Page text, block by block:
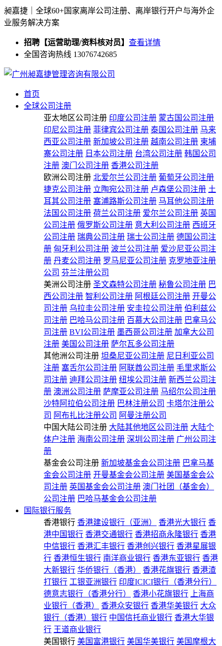
昶嘉捷｜全球60+国家离岸公司注册、离岸银行开户与海外企
业服务解决方案
招聘【运营助理/资料核对员】 查看详情
全国咨询热线 13076742685
首页
全球公司注册
亚太地区公司注册 印度公司注册 蒙古国公司注册
印尼公司注册 菲律宾公司注册 泰国公司注册 马来
西亚公司注册 新加坡公司注册 越南公司注册 柬埔
寨公司注册 日本公司注册 台湾公司注册 韩国公司
注册 澳门公司注册 香港公司注册
欧洲公司注册 北爱尔兰公司注册 葡萄牙公司注册
捷克公司注册 立陶宛公司注册 卢森堡公司注册 土
耳其公司注册 塞浦路斯公司注册 马耳他公司注册
法国公司注册 荷兰公司注册 爱尔兰公司注册 英国
公司注册 俄罗斯公司注册 意大利公司注册 西班牙
公司注册 瑞典公司注册 瑞士公司注册 德国公司注
册 匈牙利公司注册 波兰公司注册 爱沙尼亚公司注
册 丹麦公司注册 罗马尼亚公司注册 克罗地亚注册
公司 芬兰注册公司
美洲公司注册 圣文森特公司注册 秘鲁公司注册 巴
西公司注册 智利公司注册 阿根廷公司注册 开曼公
司注册 乌拉圭公司注册 安圭拉公司注册 伯利兹公
司注册 巴哈马公司注册 百慕大公司注册 巴拿马公
司注册 BVI公司注册 墨西哥公司注册 加拿大公司
注册 美国公司注册 萨尔瓦多公司注册
其他洲公司注册 坦桑尼亚公司注册 尼日利亚公司
注册 塞舌尔公司注册 阿联酋公司注册 毛里求斯公
司注册 迪拜公司注册 纽埃公司注册 新西兰公司注
册 澳洲公司注册 萨摩亚公司注册 马绍尔公司注册
沙特阿拉伯公司注册 巴林注册公司 卡塔尔注册公
司 阿布扎比注册公司 阿曼注册公司
中国大陆公司注册 大陆其他地区公司注册 大陆个
体户注册 海南公司注册 深圳公司注册 广州公司注
册
基金会公司注册 新加坡基金会公司注册 巴拿马基
金会公司注册 开曼基金会公司注册 美国基金会公
司注册 英国基金会公司注册 澳门社团（基金会）
公司注册 巴哈马基金会公司注册
国际银行服务
香港银行 香港建设银行（亚洲） 香港光大银行 香
港中国银行 香港交通银行 香港招商永隆银行 香港
中信银行 香港汇丰银行 香港创兴银行 香港星展银
行 香港恒生银行 南洋商业银行 香港东亚银行 香港
大新银行 华侨银行（香港） 香港花旗银行 香港渣
打银行 工银亚洲银行 印度ICICI银行（香港分行）
德意志银行（香港分行）
香港小花旗银行
上海商
业银行（香港）
香港众安银行 香港华美银行 大众
银行（香港）银行 中国信托商业银行 香港大华银
行 王道商业银行
美国银行 美国富港银行 美国华美银行 美国摩根大